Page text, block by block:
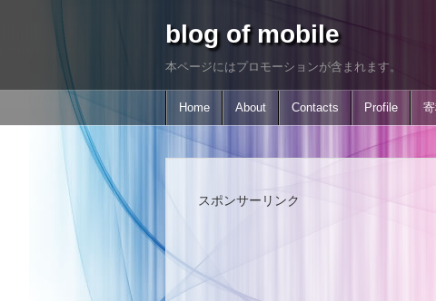
blog of mobile
本ページにはプロモーションが含まれます。
Home About Contacts Profile
スポンサーリンク